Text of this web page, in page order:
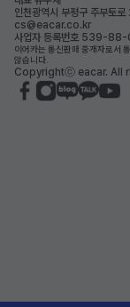
인천광역시 부평구 주부토
cs@eacar.co.kr
사업자 등록번호 539-
이어카는 통신판매 중개자로서
않습니다.
Copyrightⓒ eacar. All